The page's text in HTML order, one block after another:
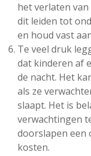
het verlaten
dit leiden tot
en houd vast
Te veel druk
dat kinderen af
de nacht. Het
als ze
slaapt. Het is
verwachtingen
doorslapen een
kosten.